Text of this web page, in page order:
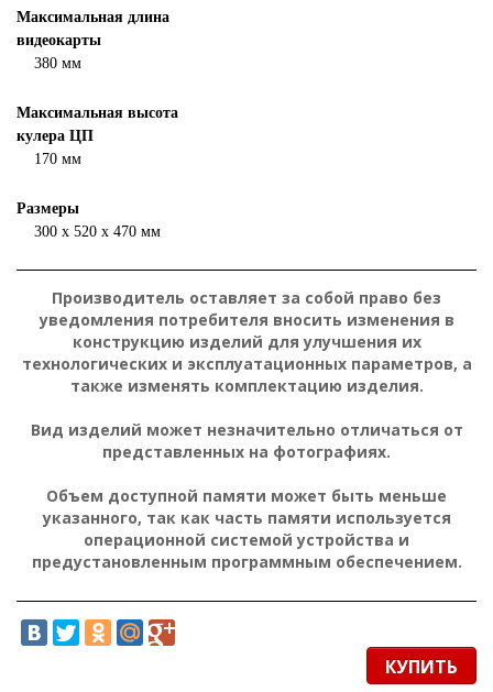
Максимальная длина
видеокарты
380 мм
Максимальная высота
кулера ЦП
170 мм
Размеры
300 x 520 x 470 мм
Производитель оставляет за собой право без
уведомления потребителя вносить изменения в
конструкцию изделий для улучшения их
технологических и эксплуатационных параметров, а
также изменять комплектацию изделия.
Вид изделий может незначительно отличаться от
представленных на фотографиях.
Объем доступной памяти может быть меньше
указанного, так как часть памяти используется
операционной системой устройства и
предустановленным программным обеспечением.
КУПИТЬ